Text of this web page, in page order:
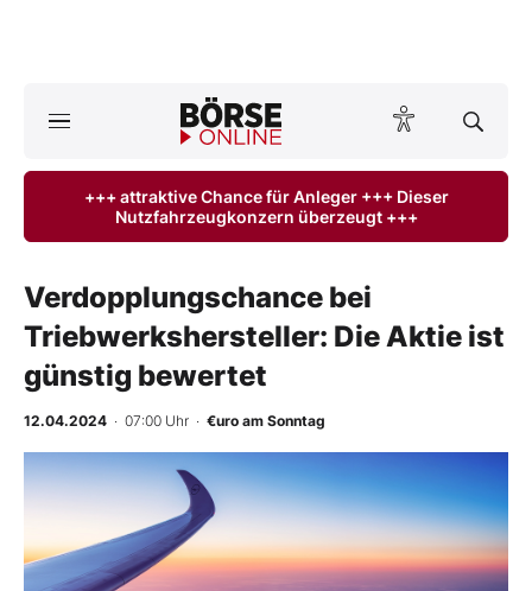
ktuelle Ausgabe BÖRSE ONLINE lesen
Finanz-Check
Abo & Shop
BO-Musterdepots
Mein B:O
+++ attraktive Chance für Anleger +++ Dieser
Nutzfahrzeugkonzern überzeugt +++
Verdopplungschance bei
Triebwerkshersteller: Die Aktie ist
günstig bewertet
12.04.2024 · 07:00 Uhr · €uro am Sonntag